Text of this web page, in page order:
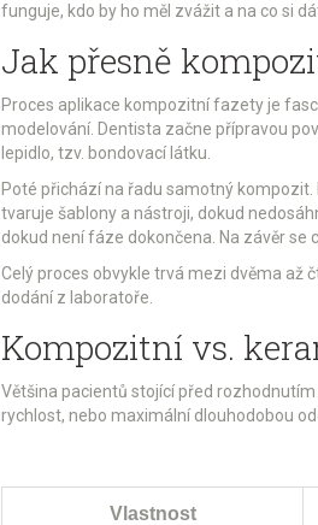
funguje, kdo by ho měl zvážit a na co si
Jak přesně
Proces aplikace kompozitní fazety je
modelování. Dentista začne přípravou
lepidlo, tzv. bondovací látku.
Poté přichází na řadu samotný
tvaruje šablony a nástroji, dokud
dokud není fáze dokončena. Na závěr se
Celý proces obvykle trvá mezi dvěma až
dodání z laboratoře.
Kompozitní vs.
Většina pacientů stojící před
rychlost, nebo maximální dlouhodobou
Vlastnost